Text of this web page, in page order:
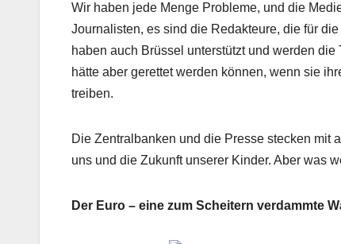
Wir haben jede Menge Probleme, und die
Journalisten, es sind die Redakteure, die für
haben auch Brüssel unterstützt und werden
hätte aber gerettet werden können, wenn sie
treiben.
Die Zentralbanken und die Presse stecken mit
uns und die Zukunft unserer Kinder. Aber was
Der Euro – eine zum Scheitern verdammte